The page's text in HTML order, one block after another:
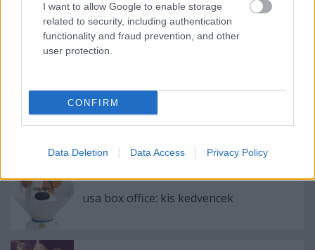
I want to allow Google to enable storage
related to security, including authentication
functionality and fraud prevention, and other
user protection.
CONFIRM
Data Deletion Data Access Privacy Policy
Címkék:kritika fantasy charlize theron 5csillagos
romance
Ajánlott bejegyzések:
usa box office: kis kedvencek